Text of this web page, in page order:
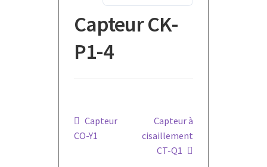
Capteur CK-
P1-4
Navigation
de
Article
précédent :
Capteur
CO-Y1
Article
suivant :
Capteur à
cisaillement
CT-Q1